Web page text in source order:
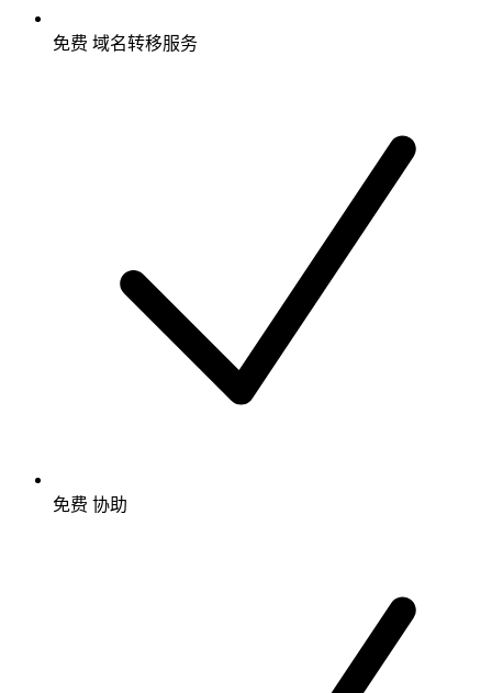
免费 域名转移服务
免费 协助